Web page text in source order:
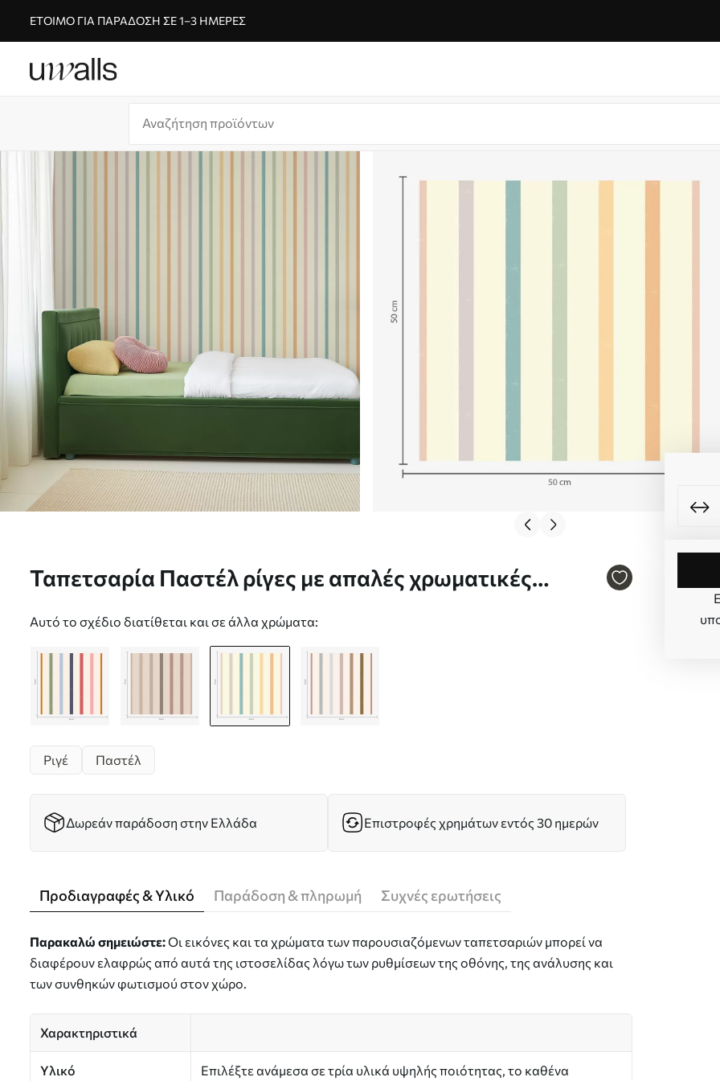
ΈΤΟΙΜΟ ΓΙΑ ΠΑΡΆΔΟΣΗ ΣΕ 1–3 ΗΜΈΡΕΣ
Ταπετσαρία Παστέλ ρίγες με απαλές χρωματικές
Αυτό το σχέδιο διατίθεται και σε άλλα χρώματα:
Ριγέ Παστέλ
Δωρεάν παράδοση στην Ελλάδα Επιστροφές χρημάτων εντός 30 ημερών
Προδιαγραφές & Υλικό Παράδοση & πληρωμή Συχνές ερωτήσεις
Παρακαλώ σημειώστε:Οι εικόνες και τα χρώματα των παρουσιαζόμενων ταπετσαριών μπορεί να
διαφέρουν ελαφρώς από αυτά της ιστοσελίδας λόγω των ρυθμίσεων της οθόνης, της ανάλυσης και
των συνθηκών φωτισμού στον χώρο.
Χαρακτηριστικά
Υλικό
Επιλέξτε ανάμεσα σε τρία υλικά υψηλής ποιότητας, το καθένα